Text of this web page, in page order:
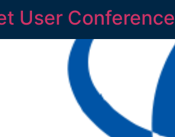
User Conference